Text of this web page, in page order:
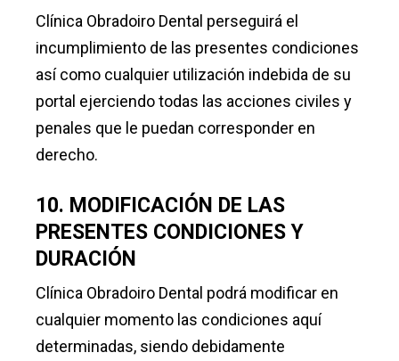
Clínica Obradoiro Dental perseguirá el
incumplimiento de las presentes condiciones
así como cualquier utilización indebida de su
portal ejerciendo todas las acciones civiles y
penales que le puedan corresponder en
derecho.
10. MODIFICACIÓN DE LAS
PRESENTES CONDICIONES Y
DURACIÓN
Clínica Obradoiro Dental podrá modificar en
cualquier momento las condiciones aquí
determinadas, siendo debidamente